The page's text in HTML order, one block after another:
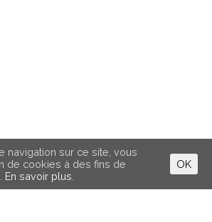
navigation sur ce site, vous
de cookies à des fins de
En savoir plus.
OK